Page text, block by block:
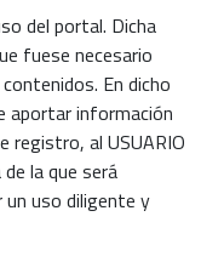
del portal. Dicha
fuese necesario
En dicho
aportar información
registro, al USUARIO
la que será
un uso diligente y